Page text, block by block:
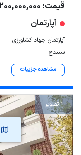
قیمت: 6,200,000,000 تومان
آپارتمان
آپارتمان جهاد کشاورزی
سنندج
مشاهده جزییات
1 تصویر